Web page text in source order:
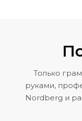
Только
руками,
Nordberg и